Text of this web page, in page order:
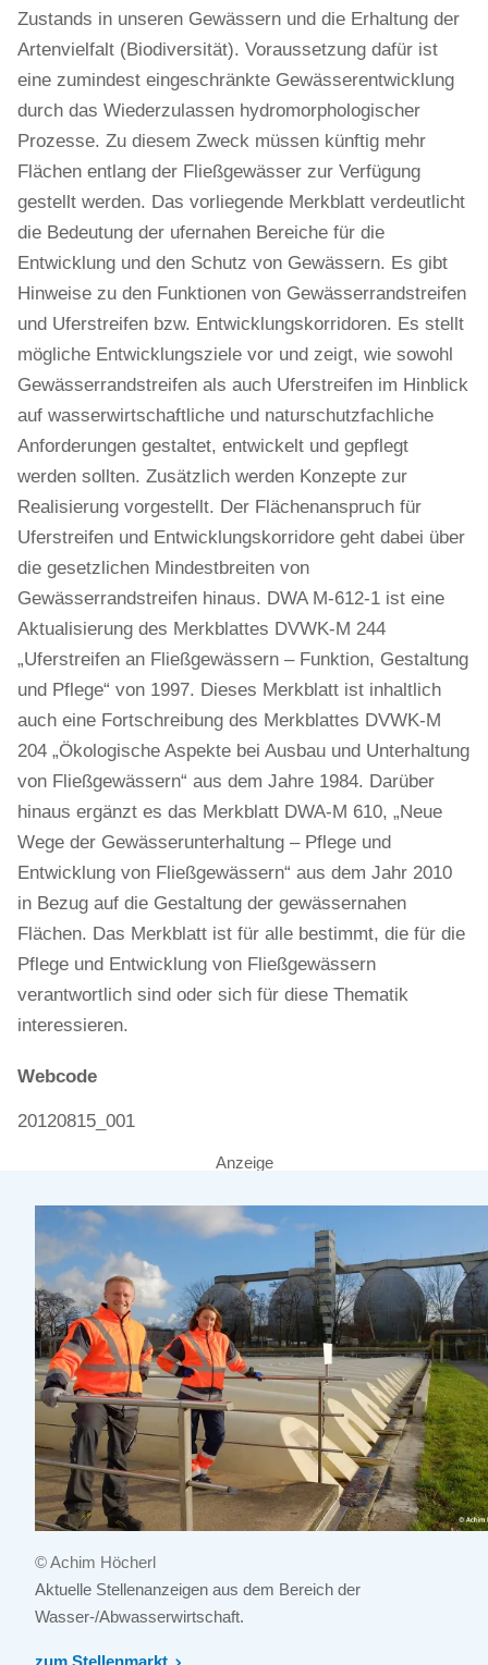
Zustands in unseren Gewässern und die Erhaltung der
Artenvielfalt (Biodiversität). Voraussetzung dafür ist
eine zumindest eingeschränkte Gewässerentwicklung
durch das Wiederzulassen hydromorphologischer
Prozesse. Zu diesem Zweck müssen künftig mehr
Flächen entlang der Fließgewässer zur Verfügung
gestellt werden. Das vorliegende Merkblatt verdeutlicht
die Bedeutung der ufernahen Bereiche für die
Entwicklung und den Schutz von Gewässern. Es gibt
Hinweise zu den Funktionen von Gewässerrandstreifen
und Uferstreifen bzw. Entwicklungskorridoren. Es stellt
mögliche Entwicklungsziele vor und zeigt, wie sowohl
Gewässerrandstreifen als auch Uferstreifen im Hinblick
auf wasserwirtschaftliche und naturschutzfachliche
Anforderungen gestaltet, entwickelt und gepflegt
werden sollten. Zusätzlich werden Konzepte zur
Realisierung vorgestellt. Der Flächenanspruch für
Uferstreifen und Entwicklungskorridore geht dabei über
die gesetzlichen Mindestbreiten von
Gewässerrandstreifen hinaus. DWA M-612-1 ist eine
Aktualisierung des Merkblattes DVWK-M 244
„Uferstreifen an Fließgewässern – Funktion, Gestaltung
und Pflege“ von 1997. Dieses Merkblatt ist inhaltlich
auch eine Fortschreibung des Merkblattes DVWK-M
204 „Ökologische Aspekte bei Ausbau und Unterhaltung
von Fließgewässern“ aus dem Jahre 1984. Darüber
hinaus ergänzt es das Merkblatt DWA-M 610, „Neue
Wege der Gewässerunterhaltung – Pflege und
Entwicklung von Fließgewässern“ aus dem Jahr 2010
in Bezug auf die Gestaltung der gewässernahen
Flächen. Das Merkblatt ist für alle bestimmt, die für die
Pflege und Entwicklung von Fließgewässern
verantwortlich sind oder sich für diese Thematik
interessieren.
Webcode
20120815_001
Anzeige
© Achim Höcherl
Aktuelle Stellenanzeigen aus dem Bereich der
Wasser-/Abwasserwirtschaft.
zum Stellenmarkt